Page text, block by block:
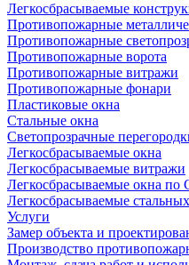
Легкосбрасываемые
Противопожарные
Противопожарные
Противопожарные ворота
Противопожарные витражи
Противопожарные фонари
Пластиковые окна
Стальные окна
Светопрозрачные
Легкосбрасываемые окна
Легкосбрасываемые витражи
Легкосбрасываемые окна
Легкосбрасываемые
Услуги
Замер объекта и
Производство